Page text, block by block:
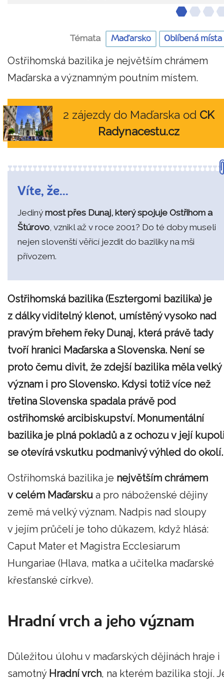
Témata Maďarsko Oblíbená místa
Ostřihomská bazilika je největším chrámem
Maďarska a významným poutním místem.
2 zájezdy do Maďarska od CK
Radynacestu.cz
Víte, že...
Jediný most přes Dunaj, který spojuje Ostřihom a
Štúrovo, vznikl až v roce 2001? Do té doby museli
nejen slovenští věřící jezdit do baziliky na mši
přívozem.
Ostřihomská bazilika (Esztergomi bazilika) je
z dálky viditelný klenot, umístěný vysoko nad
pravým břehem řeky Dunaj, která právě tady
tvoří hranici Maďarska a Slovenska. Není se
proto čemu divit, že zdejší bazilika měla velký
význam i pro Slovensko. Kdysi totiž více než
třetina Slovenska spadala právě pod
ostřihomské arcibiskupství. Monumentální
bazilika je plná pokladů a z ochozu v její
se otevírá vskutku podmanivý výhled do okolí.
Ostřihomská bazilika je největším chrámem
v celém Maďarsku a pro náboženské dějiny
země má velký význam. Nadpis nad sloupy
v jejím průčelí je toho důkazem, když hlásá:
Caput Mater et Magistra Ecclesiarum
Hungariae (Hlava, matka a učitelka maďarské
křesťanské církve).
Hradní vrch a jeho význam
Důležitou úlohu v maďarských dějinách hraje i
samotný Hradní vrch, na kterém bazilika stojí.